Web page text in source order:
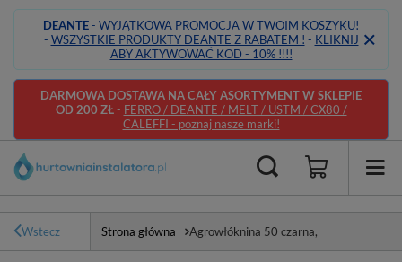
DEANTE- WYJĄTKOWA PROMOCJA W TWOIM KOSZYKU!
- WSZYSTKIE PRODUKTY DEANTE Z RABATEM ! - KLIKNIJ
ABY AKTYWOWAĆ KOD - 10% !!!!
DARMOWA DOSTAWA NA CAŁY ASORTYMENT W SKLEPIE
OD 200 ZŁ- FERRO / DEANTE / MELT / USTM / CX80 /
CALEFFI - poznaj nasze marki!
Wstecz Strona główna Agrowłóknina 50 czarna,